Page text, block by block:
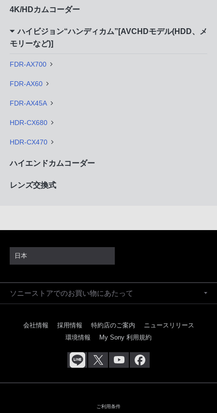
4K/HDカムコーダー
ハイビジョン“ハンディカム”[AVCHDモデル(HDD、メ
モリーなど)]
FDR-AX700
FDR-AX60
FDR-AX45A
HDR-CX680
HDR-CX470
ハイエンドカムコーダー
レンズ交換式
日本
ソニーストアでのお買い物にあたって
会社情報 採用情報 特約店のご案内
ニュースリリース
環境情報
My Sony 利用規約
ご利用条件